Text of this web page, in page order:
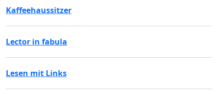
Kaffeehaussitzer
Lector in fabula
Lesen mit Links